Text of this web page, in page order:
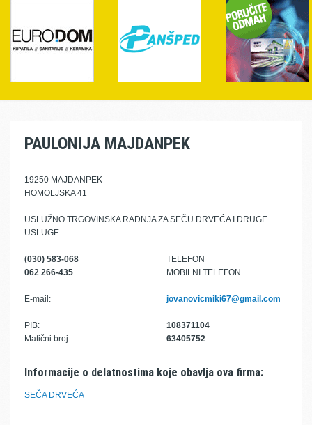
PAULONIJA MAJDANPEK
19250 MAJDANPEK
HOMOLJSKA 41
USLUŽNO TRGOVINSKA RADNJA ZA SEČU DRVEĆA I DRUGE
USLUGE
(030) 583-068
TELEFON
062 266-435
MOBILNI TELEFON
E-mail: jovanovicmiki67@gmail.com
PIB:
108371104
Matični broj:
63405752
Informacije o delatnostima koje obavlja ova firma:
SEČA DRVEĆA